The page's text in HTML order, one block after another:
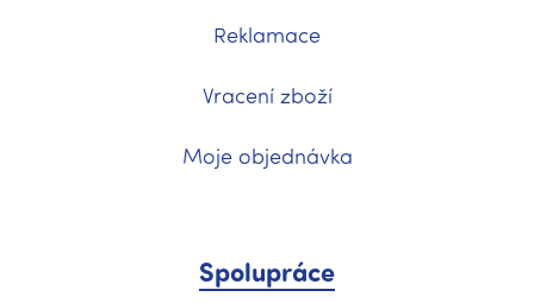
Reklamace
Vracení zboží
Moje objednávka
Spolupráce